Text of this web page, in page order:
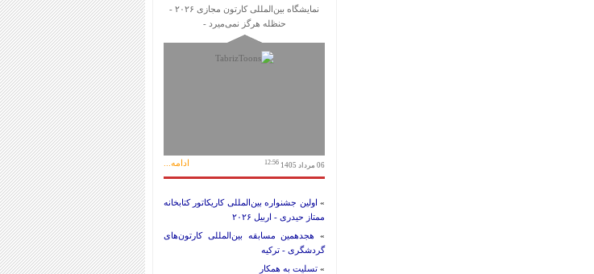
نمایشگاه بین‌المللی کارتون مجازی ۲۰۲۶ -
حنظله هرگز نمی‌میرد -
06 مرداد 1405 12:56 ادامه...
» اولین جشنواره بین‌المللی کاریکاتور کتابخانه
ممتاز حیدری - اربیل ۲۰۲۶
»
هجدهمین مسابقه بین‌المللی کارتون‌های
گردشگری - ترکیه
» تسلیت به همکار